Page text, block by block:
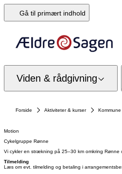
Gå til primært indhold
Viden & rådgivning
Forside Aktiviteter & kurser Kommune
Motion
Cykelgruppe Rønne
Vi cykler en strækning på 25–30 km omkring Rønne
Tilmelding
Læs om evt. tilmelding og betaling i